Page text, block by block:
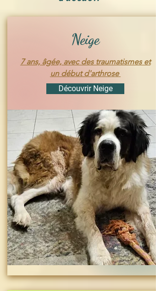
Neige
7 ans, âgée, avec des traumatismes et
un début d'arthrose
Découvrir Neige